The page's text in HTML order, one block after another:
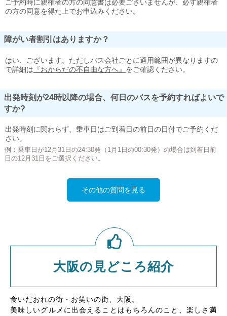
ご予約時に親権者の方の同意書は必要ございませんが、必ず親権者
の方の同意を得た上でお申込みください。
障がい者割引はありますか？
はい、ございます。ただしバス会社ごとに適用範囲が異なりますの
で詳細は 『おからだの不自由な方へ』 をご確認ください。
出発時刻が24時以降の場合、何日のバスを予約すればよいで
すか?
出発時刻に関わらず、乗車日はご到着日の前日の日付でご予約くだ
さい。
例：乗車日が12月31日の24:30発（1月1日の00:30発）の場合は到着日前
日の12月31日をご選択ください。
その他の質問を見る
大阪の見どころ紹介
食いだおれの街・お笑いの街、大阪。
美味しいグルメに出会えることはもちろんのこと、楽しさ満